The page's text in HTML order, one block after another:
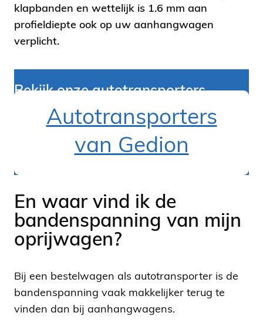
klapbanden en wettelijk is 1.6 mm aan
profieldiepte ook op uw aanhangwagen
verplicht.
Bekijk onze autotransporters
Autotransporters
van Gedion
En waar vind ik de
bandenspanning van mijn
oprijwagen?
Bij een bestelwagen als autotransporter is de
bandenspanning vaak makkelijker terug te
vinden dan bij aanhangwagens.